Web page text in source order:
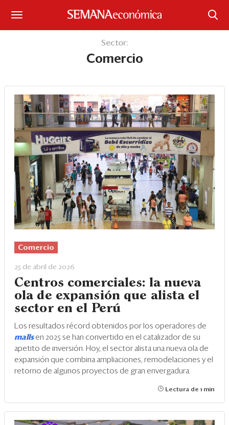
Portada
¿Qué está pasando?
Sectores y Empresas
Management
Economía y Finanzas
Legal y Política
Eventos
Blogs
Edición Impresa
Sector:
Comercio
Comercio
25 de abril de 2026
Centros comerciales: la nueva
ola de expansión que alista el
sector en el Perú
Los resultados récord obtenidos por los operadores de
malls en 2025 se han convertido en el catalizador de su
apetito de inversión. Hoy, el sector alista una nueva ola de
expansión que combina ampliaciones, remodelaciones y el
retorno de algunos proyectos de gran envergadura.
Lectura de 1 min